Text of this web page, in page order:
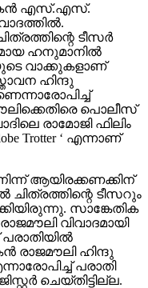
എസ്.എസ്.
ടീസര്‍
ഹനുമാനില്‍
വാക്കുകളാണ്
ഹിന്ദു
പൊലീസ്
രാമോജി ഫിലിം
Trotter ‘ എന്നാണ്
ആയിരക്കണക്കിന്
ടീസറും
സാങ്കേതിക
വിവാദമായി
രാജമൗലി ഹിന്ദു
പരാതി
ചെയ്തിട്ടില്ല.